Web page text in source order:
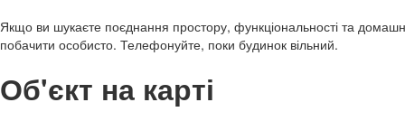
Якщо ви шукаєте поєднання простору, функціональності та
побачити особисто. Телефонуйте, поки будинок вільний.
Об'єкт на карті